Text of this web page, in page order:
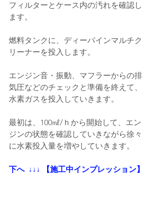
フィルターとケース内の汚れを確認し
ます。
燃料タンクに、ディーパインマルチク
リーナーを投入します。
エンジン音・振動、マフラーからの排
気圧などのチェックと準備を終えて、
水素ガスを投入していきます。
最初は、100㎖/ｈから開始して、エン
ジンの状態を確認していきながら徐々
に水素投入量を増やしていきます。
下へ  ↓↓↓ 【施工中インプレッション】